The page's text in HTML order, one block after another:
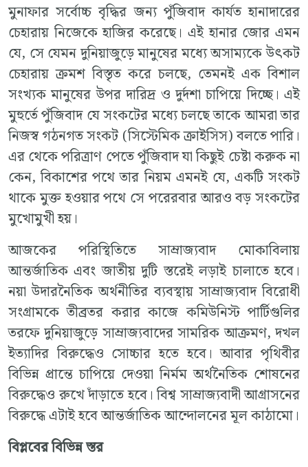
মুনাফার সর্বোচ্চ বৃদ্ধির জন্য পুঁজিবাদ কার্যত হানাদারের
চেহারায় নিজেকে হাজির করেছে। এই হানার জোর এমন
যে, সে যেমন দুনিয়াজুড়ে মানুষের মধ্যে অসাম্যকে উৎকট
চেহারায় ক্রমশ বিস্তৃত করে চলছে, তেমনই এক বিশাল
সংখ্যক মানুষের উপর দারিদ্র ও দুর্দশা চাপিয়ে দিচ্ছে। এই
মুহুর্তে পুঁজিবাদ যে সংকটের মধ্যে চলছে তাকে আমরা তার
নিজস্ব গঠনগত সংকট (সিস্টেমিক ক্রাইসিস) বলতে পারি।
এর থেকে পরিত্রাণ পেতে পুঁজিবাদ যা কিছুই চেষ্টা করুক না
কেন, বিকাশের পথে তার নিয়ম এমনই যে, একটি সংকট
থাকে মুক্ত হওয়ার পথে সে পরেরবার আরও বড় সংকটের
মুখোমুখী হয়।
আজকের পরিস্থিতিতে সাম্রাজ্যবাদ মোকাবিলায়
আন্তর্জাতিক এবং জাতীয় দুটি স্তরেই লড়াই চালাতে হবে।
নয়া উদারনৈতিক অর্থনীতির ব্যবস্থায় সাম্রাজ্যবাদ বিরোধী
সংগ্রামকে তীব্রতর করার কাজে কমিউনিস্ট পার্টিগুলির
তরফে দুনিয়াজুড়ে সাম্রাজ্যবাদের সামরিক আক্রমণ, দখল
ইত্যাদির বিরুদ্ধেও সোচ্চার হতে হবে। আবার পৃথিবীর
বিভিন্ন প্রান্তে চাপিয়ে দেওয়া নির্মম অর্থনৈতিক শোষনের
বিরুদ্ধেও রুখে দাঁড়াতে হবে। বিশ্ব সাম্রাজ্যবাদী আগ্রাসনের
বিরুদ্ধে এটাই হবে আন্তর্জাতিক আন্দোলনের মূল কাঠামো।
বিপ্লবের বিভিন্ন স্তর